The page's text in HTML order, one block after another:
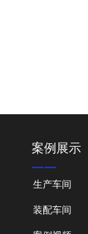
案例展示
——
生产车间
装配车间